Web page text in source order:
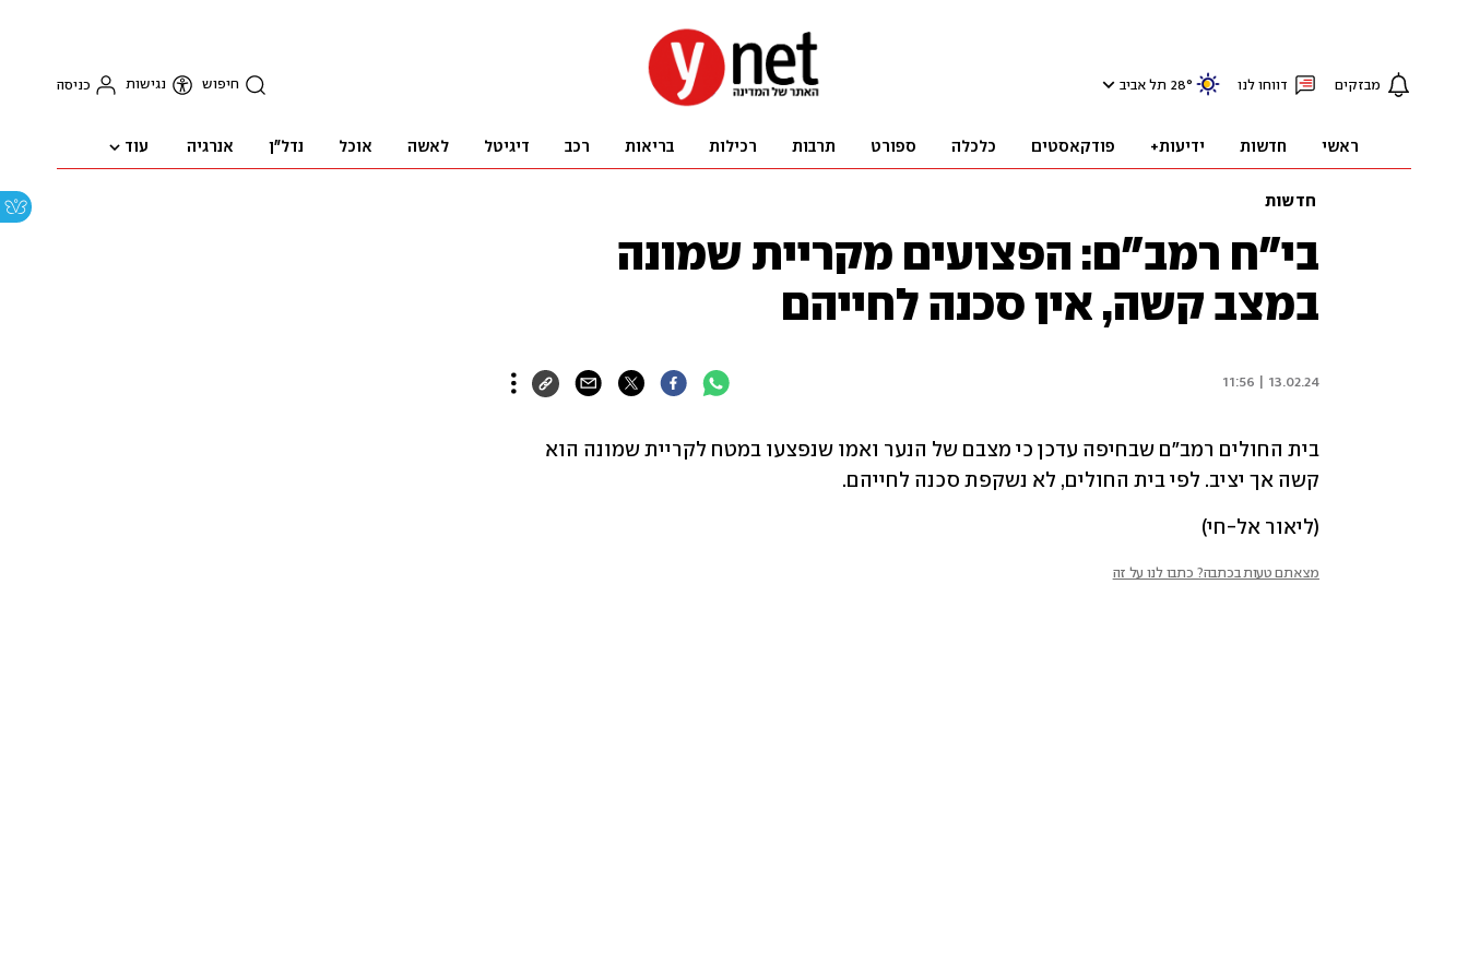
מבזקים דווחו לנו 28° תל אביב חיפוש נגישות כניסה
ראשי חדשות ידיעות+ פודקאסטים כלכלה ספורט תרבות רכילות בריאות רכב דיגיטל לאשה אוכל נדל"ן אנרגיה עוד
חדשות
בי"ח רמב"ם: הפצועים מקריית שמונה
במצב קשה, אין סכנה לחייהם
13.02.24 | 11:56
קשה אך יציב. לפי בית החולים, לא נשקפת סכנה לחייהם.
(ליאור אל-חי)
מצאתם טעות בכתבה? כתבו לנו על זה